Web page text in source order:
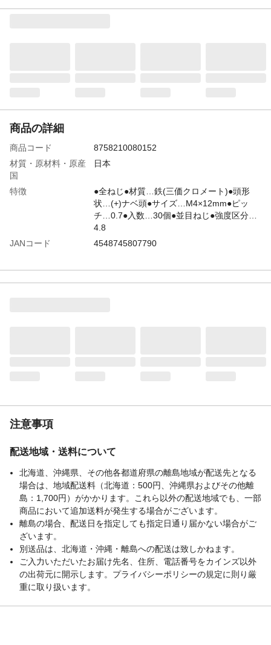
商品の詳細
商品コード
8758210080152
材質・原材料・原産
国
日本
特徴
●全ねじ●材質…鉄(三価クロメート)●頭形
状…(+)ナベ頭●サイズ…M4×12mm●ピッ
チ…0.7●入数…30個●並目ねじ●強度区分…
4.8
JANコード
4548745807790
注意事項
配送地域・送料について
北海道、沖縄県、その他各都道府県の離島地域が配送先となる
場合は、地域配送料（北海道：500円、沖縄県およびその他離
島：1,700円）がかかります。これら以外の配送地域でも、一部
商品において追加送料が発生する場合がございます。
離島の場合、配送日を指定しても指定日通り届かない場合がご
ざいます。
別送品は、北海道・沖縄・離島への配送は致しかねます。
ご入力いただいたお届け先名、住所、電話番号をカインズ以外
の出荷元に開示します。プライバシーポリシーの規定に則り厳
重に取り扱います。